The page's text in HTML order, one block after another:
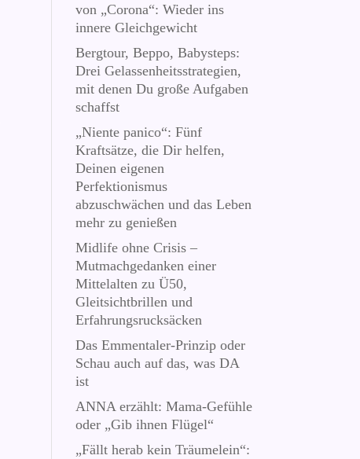
von „Corona“: Wieder ins
innere Gleichgewicht
Bergtour, Beppo, Babysteps:
Drei Gelassenheitsstrategien,
mit denen Du große Aufgaben
schaffst
„Niente panico“: Fünf
Kraftsätze, die Dir helfen,
Deinen eigenen
Perfektionismus
abzuschwächen und das Leben
mehr zu genießen
Midlife ohne Crisis –
Mutmachgedanken einer
Mittelalten zu Ü50,
Gleitsichtbrillen und
Erfahrungsrucksäcken
Das Emmentaler-Prinzip oder
Schau auch auf das, was DA
ist
ANNA erzählt: Mama-Gefühle
oder „Gib ihnen Flügel“
„Fällt herab kein Träumelein“: